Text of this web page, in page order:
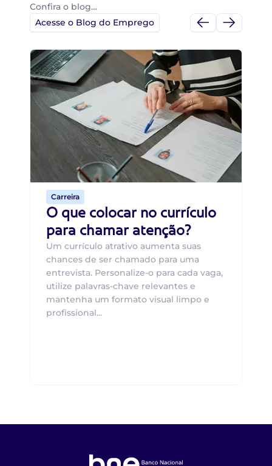
Confira o blog…
Acesse o Blog do Emprego
Carreira
O que colocar no currículo
para chamar atenção?
Um currículo atrativo aumenta suas
chances de ser chamado para uma
entrevista. Personalize-o para cada vaga,
utilize palavras-chave relevantes e
mantenha um formato visual limpo e
profissional...